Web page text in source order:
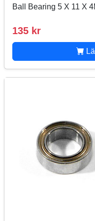
Ball Bearing 5 X 11 X
135 kr